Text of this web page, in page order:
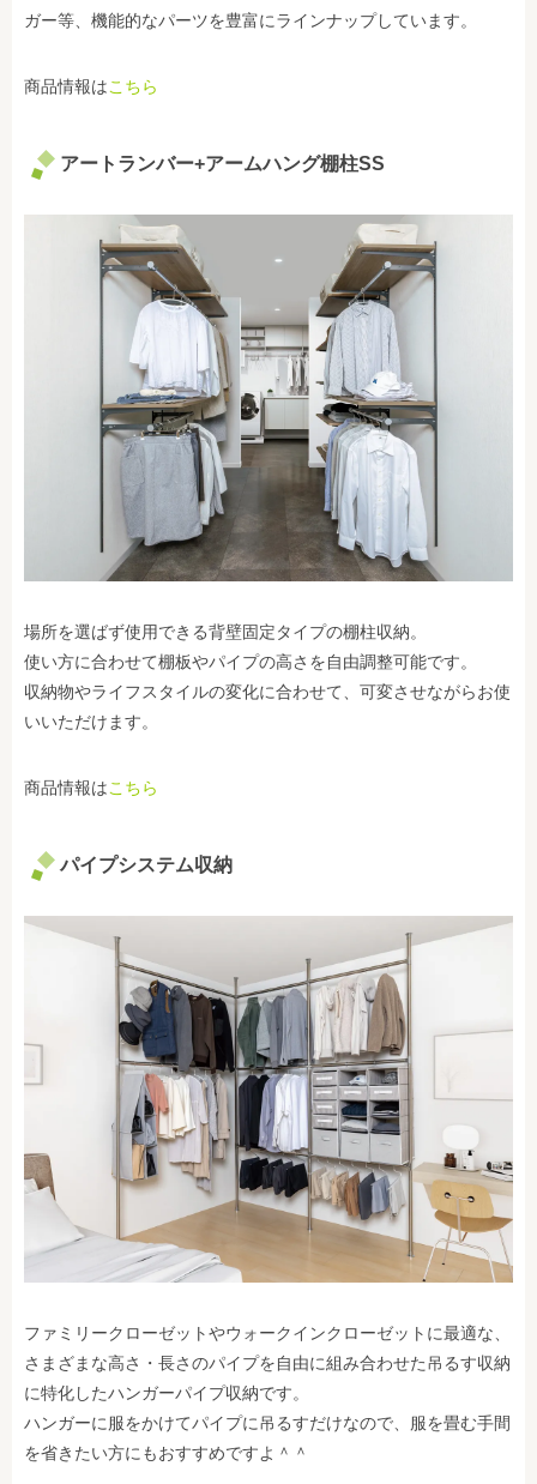
ガー等、機能的なパーツを豊富にラインナップしています。
商品情報はこちら
アートランバー+アームハング棚柱SS
場所を選ばず使用できる背壁固定タイプの棚柱収納。
使い方に合わせて棚板やパイプの高さを自由調整可能です。
収納物やライフスタイルの変化に合わせて、可変させながらお使
いいただけます。
商品情報はこちら
パイプシステム収納
ファミリークローゼットやウォークインクローゼットに最適な、
さまざまな高さ・長さのパイプを自由に組み合わせた吊るす収納
に特化したハンガーパイプ収納です。
ハンガーに服をかけてパイプに吊るすだけなので、服を畳む手間
を省きたい方にもおすすめですよ＾＾